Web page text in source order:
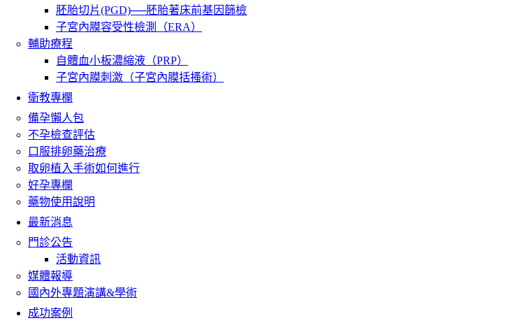
胚胎切片(PGD)──胚胎著床前基因篩檢
子宮內膜容受性檢測（ERA）
輔助療程
自體血小板濃縮液（PRP）
子宮內膜刺激（子宮內膜括搔術）
衛教專欄
備孕懶人包
不孕檢查評估
口服排卵藥治療
取卵植入手術如何進行
好孕專欄
藥物使用說明
最新消息
門診公告
活動資訊
媒體報導
國內外專題演講&學術
成功案例